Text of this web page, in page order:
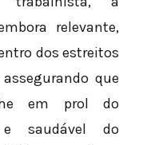
relevante,
dos estreitos
que
em prol do
e saudável do